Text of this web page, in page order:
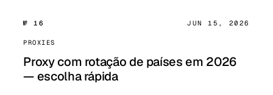
№ 16 JUN 15, 2026
PROXIES
Proxy com rotação de países em 2026
— escolha rápida